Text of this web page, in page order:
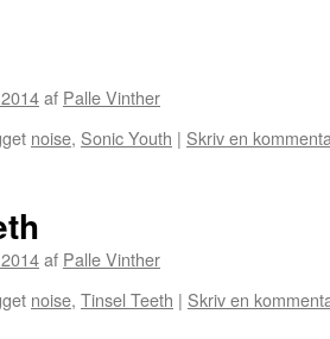
af Palle Vinther
noise, Sonic Youth | Skriv en
af Palle Vinther
noise, Tinsel Teeth | Skriv en